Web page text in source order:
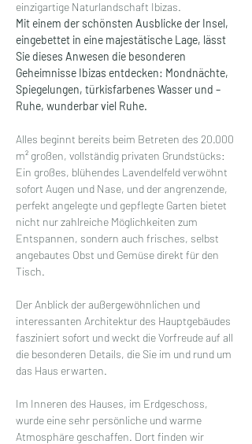
einzigartige Naturlandschaft Ibizas.
Mit einem der schönsten Ausblicke der Insel,
eingebettet in eine majestätische Lage, lässt
Sie dieses Anwesen die besonderen
Geheimnisse Ibizas entdecken: Mondnächte,
Spiegelungen, türkisfarbenes Wasser und –
Ruhe, wunderbar viel Ruhe.
Alles beginnt bereits beim Betreten des 20.000
m² großen, vollständig privaten Grundstücks:
Ein großes, blühendes Lavendelfeld verwöhnt
sofort Augen und Nase, und der angrenzende,
perfekt angelegte und gepflegte Garten bietet
nicht nur zahlreiche Möglichkeiten zum
Entspannen, sondern auch frisches, selbst
angebautes Obst und Gemüse direkt für den
Tisch.
Der Anblick der außergewöhnlichen und
interessanten Architektur des Hauptgebäudes
fasziniert sofort und weckt die Vorfreude auf all
die besonderen Details, die Sie im und rund um
das Haus erwarten.
Im Inneren des Hauses, im Erdgeschoss,
wurde eine sehr persönliche und warme
Atmosphäre geschaffen. Dort finden wir